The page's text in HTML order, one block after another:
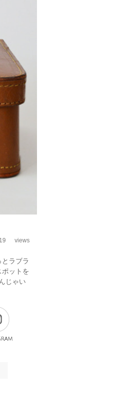
views
ラブラ
ットを
じゃい